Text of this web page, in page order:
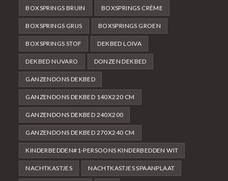
BOXSPRINGS BRUIN BOXSPRINGS CRÈME
BOXSPRINGS GRIJS BOXSPRINGS GROEN
BOXSPRINGS STOF DEKBED LOIVA
DEKBED NUVARO DONZEN DEKBED
GANZENDONS DEKBED
GANZENDONS DEKBED 140X220 CM
GANZENDONS DEKBED 240X200
GANZENDONS DEKBED 270X240 CM
KINDERBEDDEN#1-PERSOONS KINDERBEDDEN WIT
NACHTKASTJES NACHTKASTJES SPAANPLAAT